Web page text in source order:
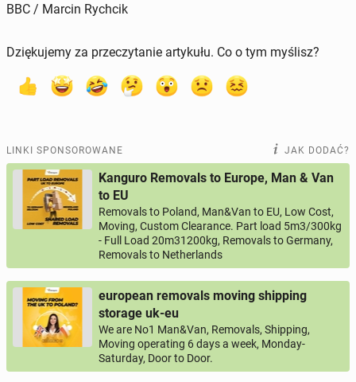
BBC / Marcin Rychcik
Dziękujemy za przeczytanie artykułu. Co o tym myślisz?
LINKI SPONSOROWANE JAK DODAĆ?
Kanguro Removals to Europe, Man & Van
to EU
Removals to Poland, Man&Van to EU, Low Cost,
Moving, Custom Clearance. Part load 5m3/300kg
- Full Load 20m31200kg, Removals to Germany,
Removals to Netherlands
european removals moving shipping
storage uk-eu
We are No1 Man&Van, Removals, Shipping,
Moving operating 6 days a week, Monday-
Saturday, Door to Door.